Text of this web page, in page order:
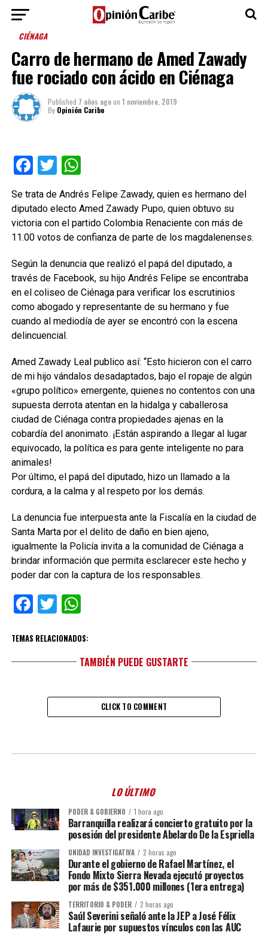
CIÉNAGA
Carro de hermano de Amed Zawady
fue rociado con ácido en Ciénaga
Published 7 años agoon 1 noviembre, 2019
By Opinión Caribe
Facebook
TwitterWhatsApp
Se trata de Andrés Felipe Zawady, quien es hermano del
diputado electo Amed Zawady Pupo, quien obtuvo su
victoria con el partido Colombia Renaciente con más de
11.00 votos de confianza de parte de los magdalenenses.
Según la denuncia que realizó el papá del diputado, a
través de Facebook, su hijo Andrés Felipe se encontraba
en el coliseo de Ciénaga para verificar los escrutinios
como abogado y representante de su hermano y fue
cuando al mediodía de ayer se encontró con la escena
delincuencial.
Amed Zawady Leal publico así: “Esto hicieron con el carro
de mi hijo vándalos desadaptados, bajo el ropaje de algún
«grupo político» emergente, quienes no contentos con una
supuesta derrota atentan en la hidalga y caballerosa
ciudad de Ciénaga contra propiedades ajenas en la
cobardía del anonimato. ¡Están aspirando a llegar al lugar
equivocado, la política es para gente inteligente no para
animales!
Por último, el papá del diputado, hizo un llamado a la
cordura, a la calma y al respeto por los demás.
La denuncia fue interpuesta ante la Fiscalía en la ciudad de
Santa Marta por el delito de daño en bien ajeno,
igualmente la Policía invita a la comunidad de Ciénaga a
brindar información que permita esclarecer este hecho y
poder dar con la captura de los responsables.
Facebook
TwitterWhatsApp
TEMAS RELACIONADOS:
TAMBIÉN PUEDE GUSTARTE
CLICK TO COMMENT
LO ÚLTIMO
PODER & GOBIERNO 1 hora ago
Barranquilla realizará concierto gratuito por la
posesión del presidente Abelardo De la Espriella
UNIDAD INVESTIGATIVA 2 horas ago
Durante el gobierno de Rafael Martínez, el
Fondo Mixto Sierra Nevada ejecutó proyectos
por más de $351.000 millones (1era entrega)
TERRITORIO & PODER 2 horas ago
Saúl Severini señaló ante la JEP a José Félix
Lafaurie por supuestos vínculos con las AUC